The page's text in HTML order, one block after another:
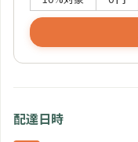
配達日時